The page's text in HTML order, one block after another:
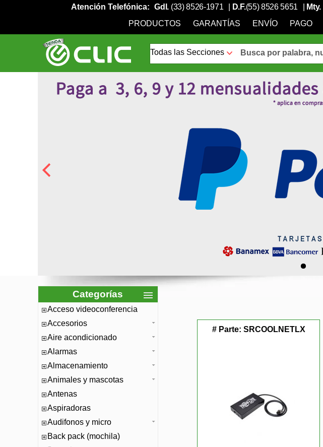
Atención Telefónica: Gdl. (33) 8526-1971 D.F.(55) 8526 5651 Mty.
PRODUCTOS
GARANTÍAS ENVÍO PAGO
Categorías
Acceso videoconferencia
Accesorios
Aire acondicionado
Alarmas
Almacenamiento
Animales y mascotas
Antenas
Aspiradoras
Audifonos y micro
Back pack (mochila)
# Parte: SRCOOLNETLX